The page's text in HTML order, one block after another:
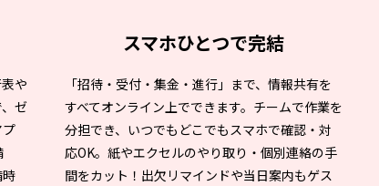
や
ゼ
スマホひとつで完結
「招待・受付・集金・進行」まで、情報共有を
すべてオンライン上でできます。チームで作業を
分担でき、いつでもどこでもスマホで確認・対
応OK。紙やエクセルのやり取り・個別連絡の手
間をカット！出欠リマインドや当日案内もゲス